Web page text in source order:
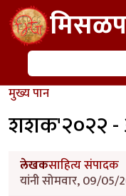
Skip to main content
शोध
मुख्य पान
शशक'२०२२ -
लेखकसाहित्य संपादक
यांनी सोमवार, 09/05/